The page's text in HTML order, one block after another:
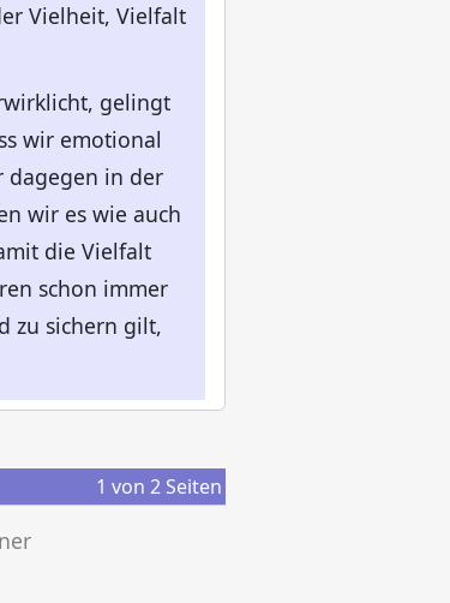
Vielheit, Vielfalt
gelingt
wir emotional
dagegen in der
wir es wie auch
die Vielfalt
schon immer
zu sichern gilt,
1 von 2Seiten